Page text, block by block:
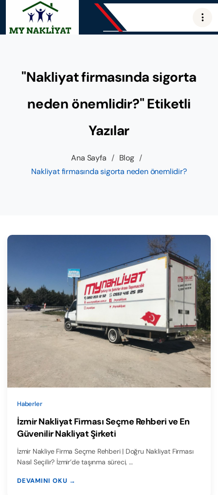
"Nakliyat firmasında sigorta
neden önemlidir?" Etiketli
Yazılar
Ana Sayfa / Blog /
Nakliyat firmasında sigorta neden önemlidir?
Haberler
İzmir Nakliyat Firması Seçme Rehberi ve En
Güvenilir Nakliyat Şirketi
İzmir Nakliye Firma Seçme Rehberi | Doğru Nakliyat Firması
Nasıl Seçilir? İzmir’de taşınma süreci, …
DEVAMINI OKU →